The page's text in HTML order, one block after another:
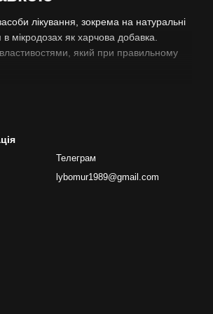
лікування, зокрема на натуральні
мікродозах як харчова добавка.
який при правильному
речовинами і уникати гострих
в межах законодавства та з
лісах Європи та Північної Америки.
отруйним, проте при
його як потужну
Телеграм
lybomur1989@gmail.com